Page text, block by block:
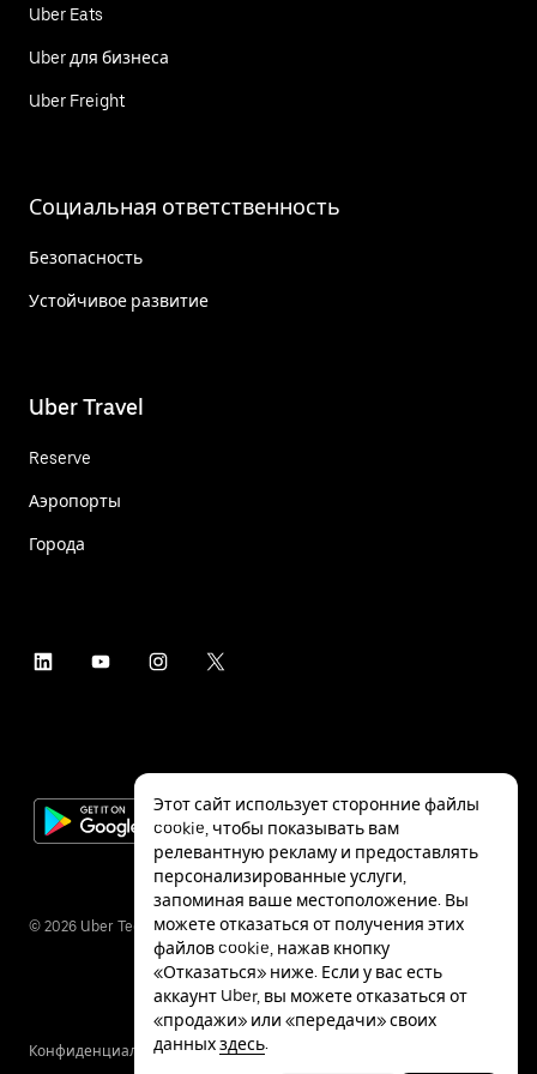
Uber Eats
Uber для бизнеса
Uber Freight
Социальная ответственность
Безопасность
Устойчивое развитие
Uber Travel
Reserve
Аэропорты
Города
© 2026 Uber Technologies Inc.
КонфиденциальностьСпециальные
Этот сайт использует сторонние файлы
cookie, чтобы показывать вам
релевантную рекламу и предоставлять
персонализированные услуги,
запоминая ваше местоположение. Вы
можете отказаться от получения этих
файлов cookie, нажав кнопку
«Отказаться» ниже. Если у вас есть
аккаунт Uber, вы можете отказаться от
«продажи» или «передачи» своих
данныхздесь.